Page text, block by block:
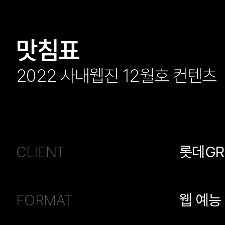
맛침표
2022 사내웹진 12월호 컨텐츠
CLIENT 롯데
FORMAT 웹 예능